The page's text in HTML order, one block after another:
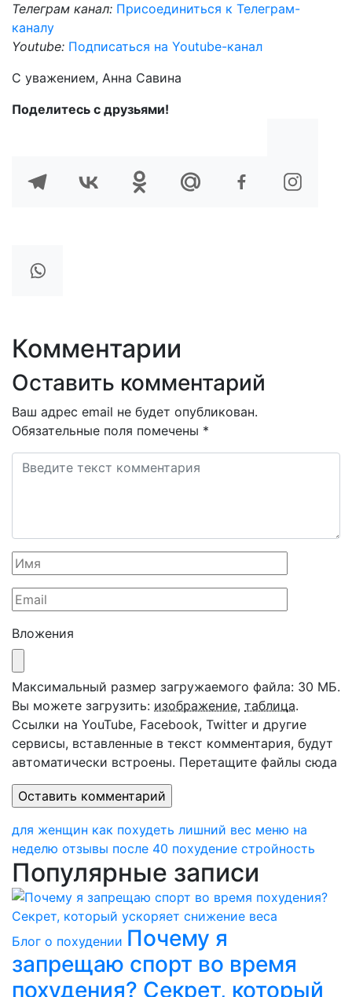
Телеграм канал: Присоединиться к Телеграм-
каналу
Youtube: Подписаться на Youtube-канал
С уважением, Анна Савина
Поделитесь с друзьями!
Комментарии
Оставить комментарий
Ваш адрес email не будет опубликован.
Обязательные поля помечены *
Вложения
Максимальный размер загружаемого файла: 30 МБ.
Вы можете загрузить: изображение, таблица.
Ссылки на YouTube, Facebook, Twitter и другие
сервисы, вставленные в текст комментария, будут
автоматически встроены. Перетащите файлы сюда
для женщин как похудеть лишний вес меню на
неделю отзывы после 40 похудение стройность
Популярные записи
Блог о похудении Почему я
запрещаю спорт во время
похудения? Секрет, который